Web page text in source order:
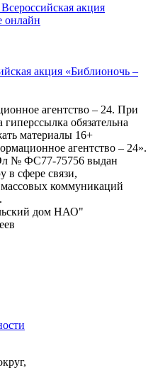
акция
онлайн
акция «Библионочь –
агентство – 24. При
обязательна
материалы 16+
агентство – 24».
№ ФС77-75756 выдан
в сфере связи,
коммуникаций
дом НАО"